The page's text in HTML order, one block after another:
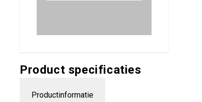
Product specificaties
Productinformatie